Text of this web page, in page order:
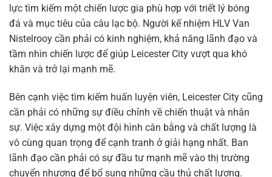
lực tìm kiếm một chiến lược gia phù hợp với triết lý bóng
đá và mục tiêu của câu lạc bộ. Người kế nhiệm HLV Van
Nistelrooy cần phải có kinh nghiệm, khả năng lãnh đạo và
tầm nhìn chiến lược để giúp Leicester City vượt qua khó
khăn và trở lại mạnh mẽ.
Bên cạnh việc tìm kiếm huấn luyện viên, Leicester City cũng
cần phải có những sự điều chỉnh về chiến thuật và nhân
sự. Việc xây dựng một đội hình cân bằng và chất lượng là
vô cùng quan trọng để cạnh tranh ở giải hạng nhất. Ban
lãnh đạo cần phải có sự đầu tư mạnh mẽ vào thị trường
chuyển nhượng để bổ sung những cầu thủ chất lượng.